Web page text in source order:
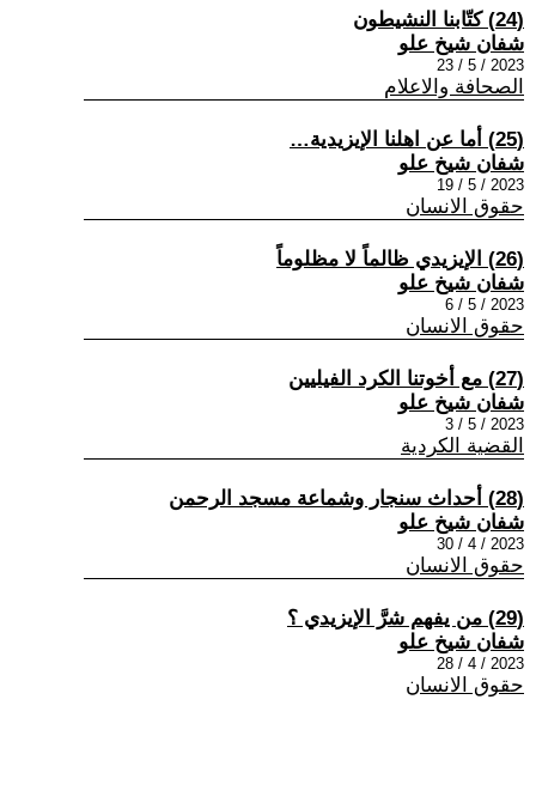
(24) كتّابنا النشيطون
شفان شيخ علو
2023 / 5 / 23
الصحافة والاعلام
(25) أما عن اهلنا الإيزيدية…
شفان شيخ علو
2023 / 5 / 19
حقوق الانسان
(26) الإيزيدي ظالماً لا مظلوماً
شفان شيخ علو
2023 / 5 / 6
حقوق الانسان
(27) مع أخوتنا الكرد الفيليين
شفان شيخ علو
2023 / 5 / 3
القضية الكردية
(28) أحداث سنجار وشماعة مسجد الرحمن
شفان شيخ علو
2023 / 4 / 30
حقوق الانسان
(29) من يفهم شرَّ الإيزيدي ؟
شفان شيخ علو
2023 / 4 / 28
حقوق الانسان